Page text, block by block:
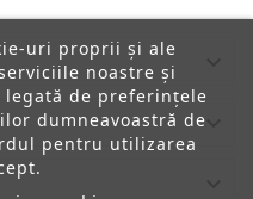

uri proprii și ale
noastre și
de preferințele
dumneavoastră de
pentru utilizarea